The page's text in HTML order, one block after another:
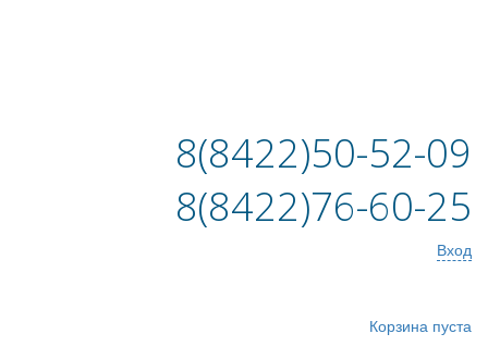
8(8422)50-52-09
8(8422)76-60-25
Вход
Корзина пуста